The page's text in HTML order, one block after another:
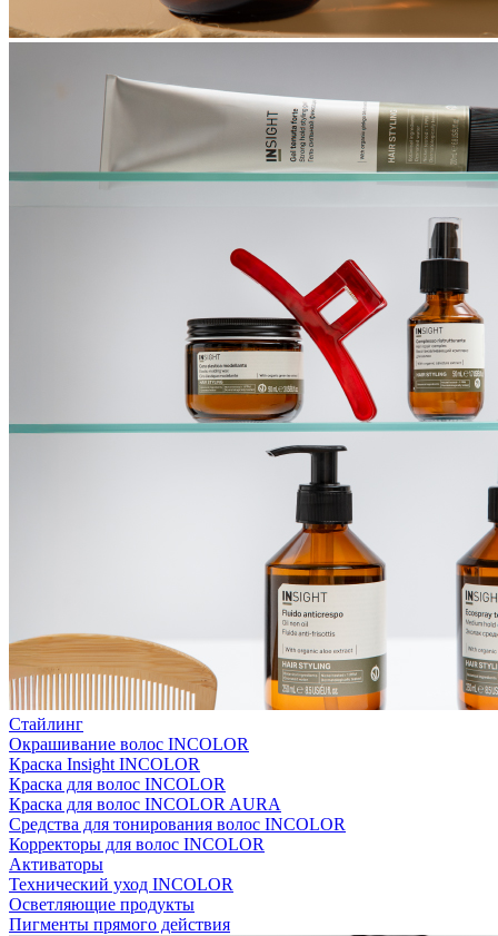
Стайлинг
Окрашивание волос INCOLOR
Краска Insight INCOLOR
Краска для волос INCOLOR
Краска для волос INCOLOR AURA
Средства для тонирования волос INCOLOR
Корректоры для волос INCOLOR
Активаторы
Технический уход INCOLOR
Осветляющие продукты
Пигменты прямого действия